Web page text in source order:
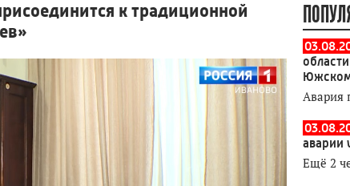
к традиционной
Авария
аварии
Ещё 2